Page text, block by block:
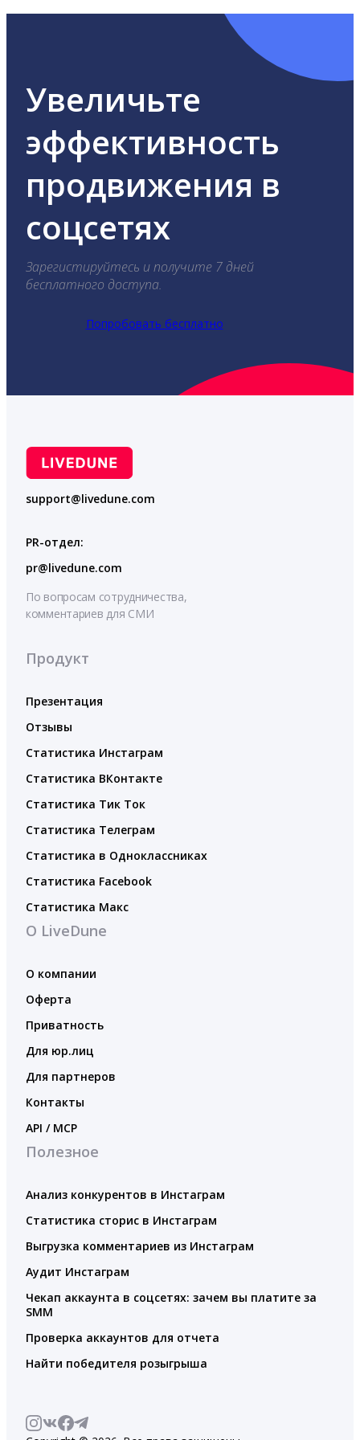
Увеличьте
эффективность
продвижения в
соцсетях
Зарегистируйтесь и получите 7 дней
бесплатного доступа.
Попробовать бесплатно
support@livedune.com
PR-отдел:
pr@livedune.com
По вопросам сотрудничества,
комментариев для СМИ
Продукт
Презентация
Отзывы
Статистика Инстаграм
Статистика ВКонтакте
Статистика Тик Ток
Статистика Телеграм
Статистика в Одноклассниках
Статистика Facebook
Статистика Макс
О LiveDune
О компании
Оферта
Приватность
Для юр.лиц
Для партнеров
Контакты
API / MCP
Полезное
Анализ конкурентов в Инстаграм
Статистика сторис в Инстаграм
Выгрузка комментариев из Инстаграм
Аудит Инстаграм
Чекап аккаунта в соцсетях: зачем вы платите за
SMM
Проверка аккаунтов для отчета
Найти победителя розыгрыша